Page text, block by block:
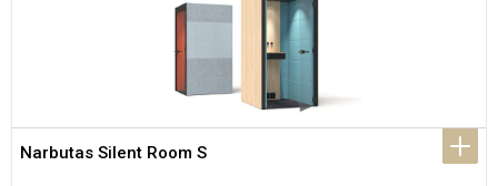
Narbutas Silent Room S